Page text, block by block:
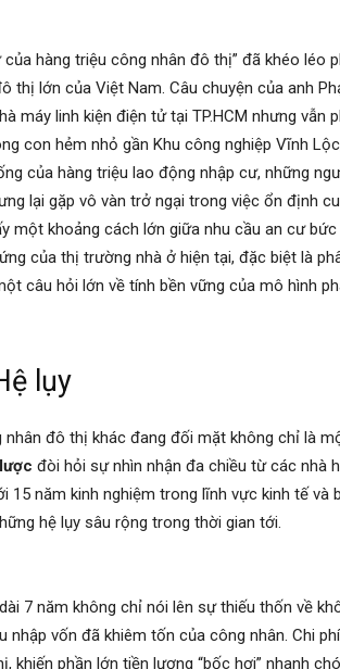
hàng triệu công nhân đô thị” đã khéo léo
lớn của Việt Nam. Câu chuyện của anh
máy linh kiện điện tử tại TP.HCM nhưng vẫn
con hẻm nhỏ gần Khu công nghiệp Vĩnh
của hàng triệu lao động nhập cư, những
lại gặp vô vàn trở ngại trong việc ổn định
một khoảng cách lớn giữa nhu cầu an cư
của thị trường nhà ở hiện tại, đặc biệt là
câu hỏi lớn về tính bền vững của mô hình
lụy
đô thị khác đang đối mặt không chỉ là
đòi hỏi sự nhìn nhận đa chiều từ các nhà
15 năm kinh nghiệm trong lĩnh vực kinh tế và
hệ lụy sâu rộng trong thời gian tới.
7 năm không chỉ nói lên sự thiếu thốn về
nhập vốn đã khiêm tốn của công nhân. Chi
phần lớn tiền lương “bốc hơi” nhanh